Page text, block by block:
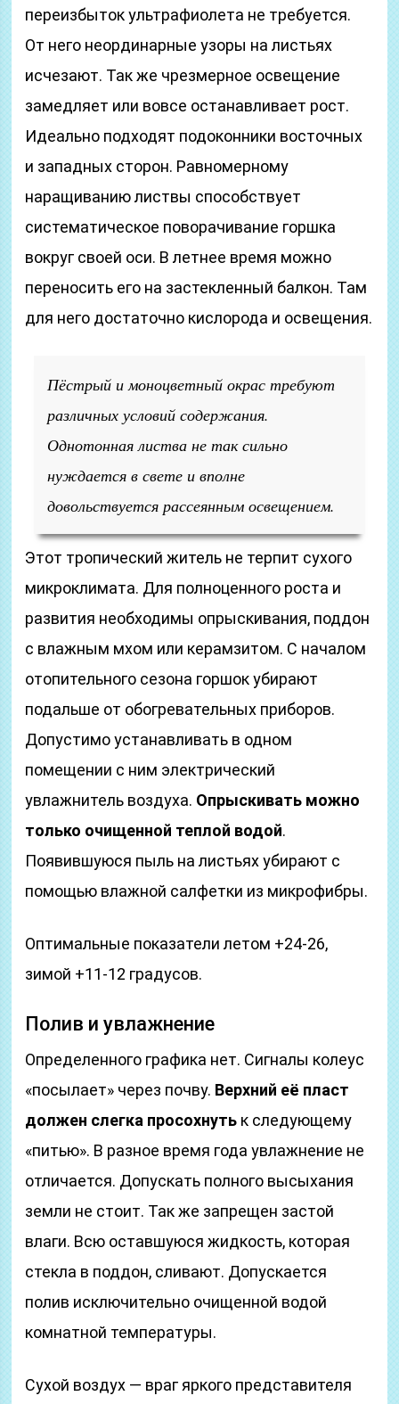
переизбыток ультрафиолета не требуется.
От него неординарные узоры на листьях
исчезают. Так же чрезмерное освещение
замедляет или вовсе останавливает рост.
Идеально подходят подоконники восточных
и западных сторон. Равномерному
наращиванию листвы способствует
систематическое поворачивание горшка
вокруг своей оси. В летнее время можно
переносить его на застекленный балкон. Там
для него достаточно кислорода и освещения.
Пёстрый и моноцветный окрас требуют
различных условий содержания.
Однотонная листва не так сильно
нуждается в свете и вполне
довольствуется рассеянным освещением.
Этот тропический житель не терпит сухого
микроклимата. Для полноценного роста и
развития необходимы опрыскивания, поддон
с влажным мхом или керамзитом. С началом
отопительного сезона горшок убирают
подальше от обогревательных приборов.
Допустимо устанавливать в одном
помещении с ним электрический
увлажнитель воздуха. Опрыскивать можно
только очищенной теплой водой.
Появившуюся пыль на листьях убирают с
помощью влажной салфетки из микрофибры.
Оптимальные показатели летом +24-26,
зимой +11-12 градусов.
Полив и увлажнение
Определенного графика нет. Сигналы колеус
«посылает» через почву. Верхний её пласт
должен слегка просохнуть к следующему
«питью». В разное время года увлажнение не
отличается. Допускать полного высыхания
земли не стоит. Так же запрещен застой
влаги. Всю оставшуюся жидкость, которая
стекла в поддон, сливают. Допускается
полив исключительно очищенной водой
комнатной температуры.
Сухой воздух — враг яркого представителя